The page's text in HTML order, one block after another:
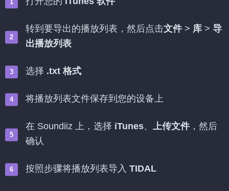
转到要导出的播放列表，然后点击文件> 库 > 导
出播放列表
选择 .txt 格式
将播放列表文件保存到您的设备上
在 Soundiiz 上，选择 iTunes、 上传文件，然后
确认
按照步骤将播放列表导入 TIDAL